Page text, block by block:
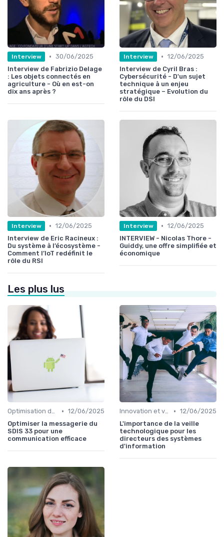
Interview • 30/06/2025
Interview de Fabrizio Delage
: Les objets connectés en
agriculture - Où en est-on
dix ans après ?
Interview • 12/06/2025
Interview de Cyril Bras :
Cybersécurité - D'un sujet
technique à un enjeu
stratégique – Evolution du
rôle du DSI
Interview • 12/06/2025
Interview de Eric Racineux :
Du système à l’écosystème -
Comment l’IoT redéfinit le
rôle du RSI
Interview • 12/06/2025
INTERVIEW - Nicolas Thore -
Guiddy, une offre simplifiée et
économique
Les plus lus
Optimisation des infrastructures IT • 12/06/2025
Optimiser la messagerie du
SDIS 33 pour une
communication efficace
Innovation et veille technologique • 12/06/2025
L'importance de la veille
technologique pour les
directeurs des systèmes
d'information